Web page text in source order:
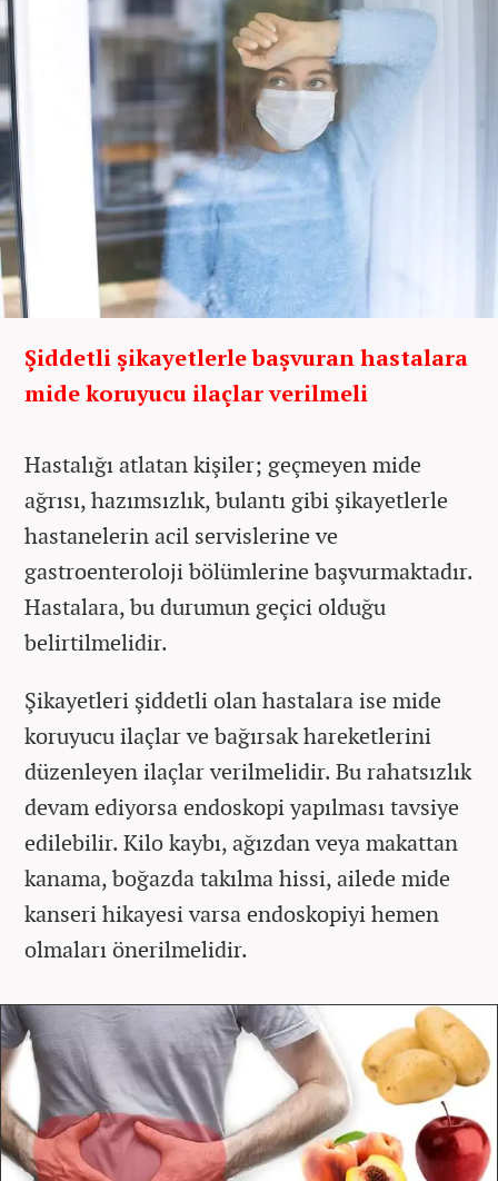
Şiddetli şikayetlerle başvuran hastalara
mide koruyucu ilaçlar verilmeli
Hastalığı atlatan kişiler; geçmeyen mide
ağrısı, hazımsızlık, bulantı gibi şikayetlerle
hastanelerin acil servislerine ve
gastroenteroloji bölümlerine başvurmaktadır.
Hastalara, bu durumun geçici olduğu
belirtilmelidir.
Şikayetleri şiddetli olan hastalara ise mide
koruyucu ilaçlar ve bağırsak hareketlerini
düzenleyen ilaçlar verilmelidir. Bu rahatsızlık
devam ediyorsa endoskopi yapılması tavsiye
edilebilir. Kilo kaybı, ağızdan veya makattan
kanama, boğazda takılma hissi, ailede mide
kanseri hikayesi varsa endoskopiyi hemen
olmaları önerilmelidir.